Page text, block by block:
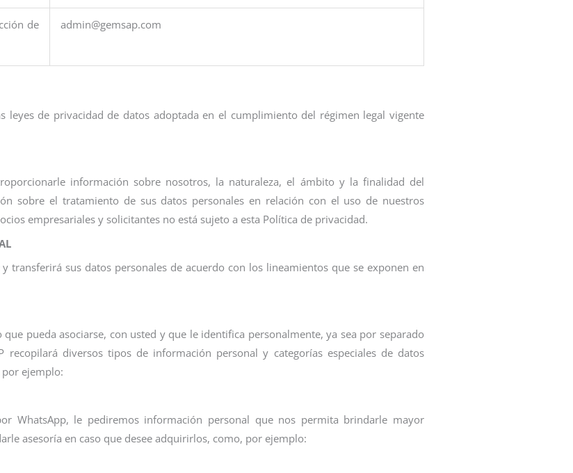
de
admin@gemsap.com
de privacidad de datos adoptada en el cumplimiento del régimen legal vigente
información sobre nosotros, la naturaleza, el ámbito y la finalidad del
sobre el tratamiento de sus datos personales en relación con el uso de nuestros
empresariales y solicitantes no está sujeto a esta Política de privacidad.
transferirá sus datos personales de acuerdo con los lineamientos que se exponen en
pueda asociarse, con usted y que le identifica personalmente, ya sea por separado
diversos tipos de información personal y categorías especiales de datos
por ejemplo:
WhatsApp, le pediremos información personal que nos permita brindarle mayor
asesoría en caso que desee adquirirlos, como, por ejemplo: